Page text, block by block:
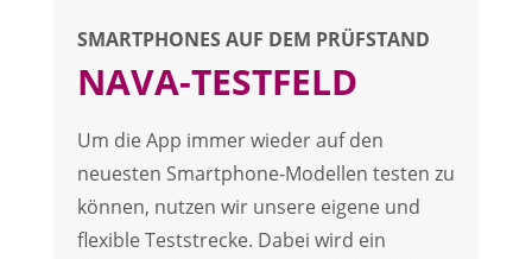
SMARTPHONES AUF DEM PRÜFSTAND
NAVA-TESTFELD
Um die App immer wieder auf den
neuesten Smartphone-Modellen testen zu
können, nutzen wir unsere eigene und
flexible Teststrecke. Dabei wird ein